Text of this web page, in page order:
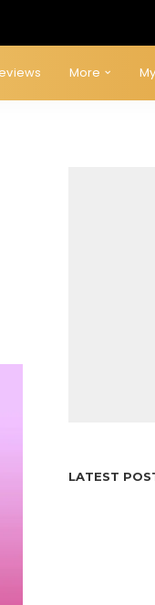
More
LATEST